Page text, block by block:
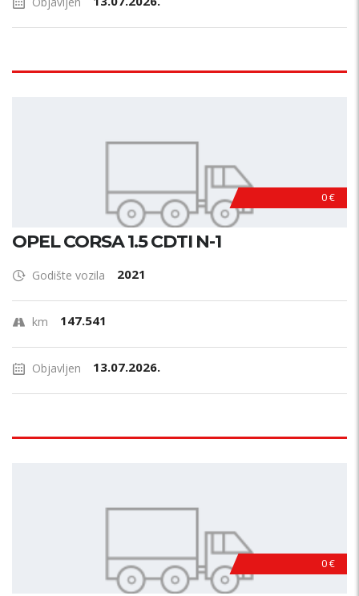
0 €
OPEL CORSA 1.5 CDTI N-1
Godište vozila 2021
km 147.541
Objavljen 13.07.2026.
0 €